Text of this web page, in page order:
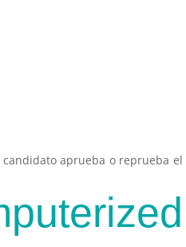
aprueba o reprueba el